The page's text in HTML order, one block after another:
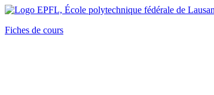
Fiches de cours